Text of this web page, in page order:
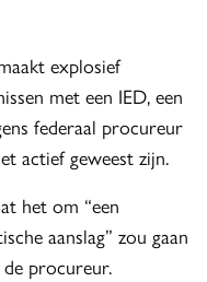
explosief
met een IED, een
federaal procureur
actief geweest zijn.
het om “een
aanslag” zou gaan
procureur.